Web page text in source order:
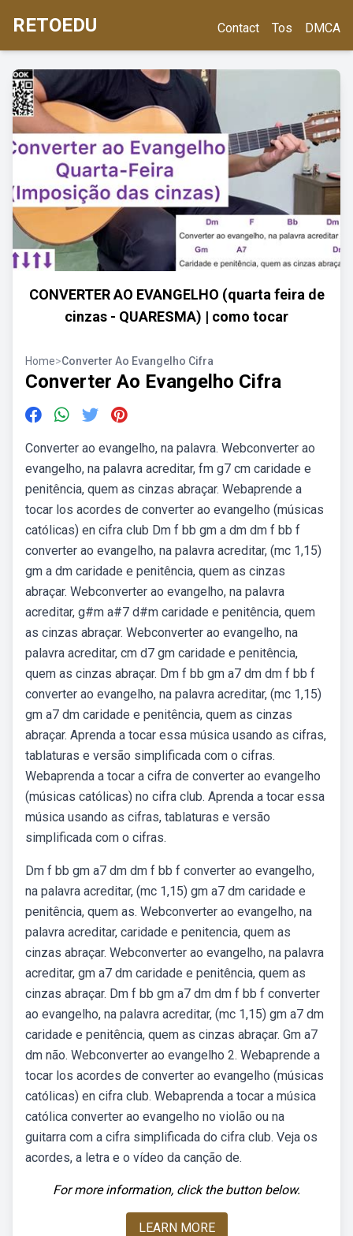
RETOEDU Contact Tos DMCA
CONVERTER AO EVANGELHO (quarta feira de
cinzas - QUARESMA) | como tocar
Home>Converter Ao Evangelho Cifra
Converter Ao Evangelho Cifra
Converter ao evangelho, na palavra. Webconverter ao
evangelho, na palavra acreditar, fm g7 cm caridade e
penitência, quem as cinzas abraçar. Webaprende a
tocar los acordes de converter ao evangelho (músicas
católicas) en cifra club Dm f bb gm a dm dm f bb f
converter ao evangelho, na palavra acreditar, (mc 1,15)
gm a dm caridade e penitência, quem as cinzas
abraçar. Webconverter ao evangelho, na palavra
acreditar, g#m a#7 d#m caridade e penitência, quem
as cinzas abraçar. Webconverter ao evangelho, na
palavra acreditar, cm d7 gm caridade e penitência,
quem as cinzas abraçar. Dm f bb gm a7 dm dm f bb f
converter ao evangelho, na palavra acreditar, (mc 1,15)
gm a7 dm caridade e penitência, quem as cinzas
abraçar. Aprenda a tocar essa música usando as cifras,
tablaturas e versão simplificada com o cifras.
Webaprenda a tocar a cifra de converter ao evangelho
(músicas católicas) no cifra club. Aprenda a tocar essa
música usando as cifras, tablaturas e versão
simplificada com o cifras.
Dm f bb gm a7 dm dm f bb f converter ao evangelho,
na palavra acreditar, (mc 1,15) gm a7 dm caridade e
penitência, quem as. Webconverter ao evangelho, na
palavra acreditar, caridade e penitencia, quem as
cinzas abraçar. Webconverter ao evangelho, na palavra
acreditar, gm a7 dm caridade e penitência, quem as
cinzas abraçar. Dm f bb gm a7 dm dm f bb f converter
ao evangelho, na palavra acreditar, (mc 1,15) gm a7 dm
caridade e penitência, quem as cinzas abraçar. Gm a7
dm não. Webconverter ao evangelho 2. Webaprende a
tocar los acordes de converter ao evangelho (músicas
católicas) en cifra club. Webaprenda a tocar a música
católica converter ao evangelho no violão ou na
guitarra com a cifra simplificada do cifra club. Veja os
acordes, a letra e o vídeo da canção de.
For more information, click the button below.
LEARN MORE